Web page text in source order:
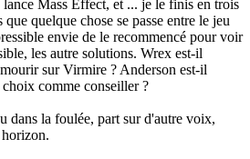
Mass Effect, et ... je le finis en trois
quelque chose se passe entre le jeu
envie de le recommencé pour voir
les autre solutions. Wrex est-il
sur Virmire ? Anderson est-il
comme conseiller ?
dans la foulée, part sur d'autre voix,